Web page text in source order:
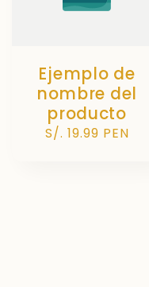
Ejemplo de
nombre del
producto
Precio
S/. 19.99 PEN